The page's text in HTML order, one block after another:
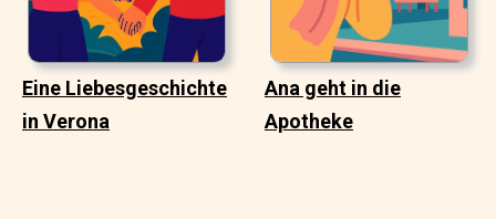
Eine Liebesgeschichte
in Verona
Ana geht in die
Apotheke